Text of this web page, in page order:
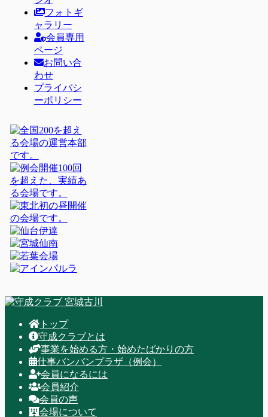
フォトギ
ャラリー
会員専用
ページ
お問い合
わせ
プライバシ
ーポリシー
トップ
守成クラブとは
事業を始める方・始めたばかりの方
仕事バンバンプラザ（例会）
会員になるには
会員紹介
会員の声
会場について